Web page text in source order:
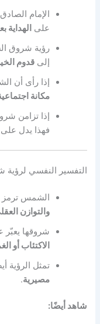
الإمام
على الهداية
رؤية شروق
إلىقدوم
إذا رأى أن
مكانة
إذا تزامن
فهذا يدل
التفسير النفسي
الشمس ترمز
والتوازن
شروقها
الاكتئاب أو
تمثل الرؤية
مصيرية.
شاهد أيضًا: